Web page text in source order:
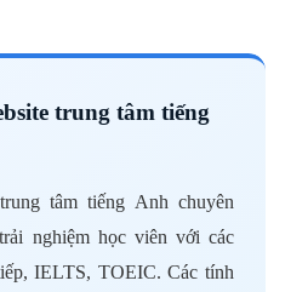
trung tâm tiếng
tâm tiếng Anh chuyên
nghiệm học viên với các
IELTS, TOEIC. Các tính